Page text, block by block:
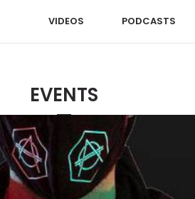
VIDEOS PODCASTS
EVENTS